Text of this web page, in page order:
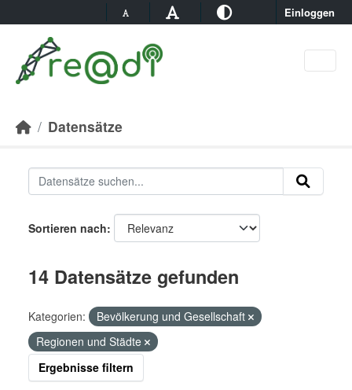
Einloggen
Datensätze
Sortieren nach
14 Datensätze gefunden
Kategorien:
Bevölkerung und Gesellschaft
Regionen und Städte
Ergebnisse filtern